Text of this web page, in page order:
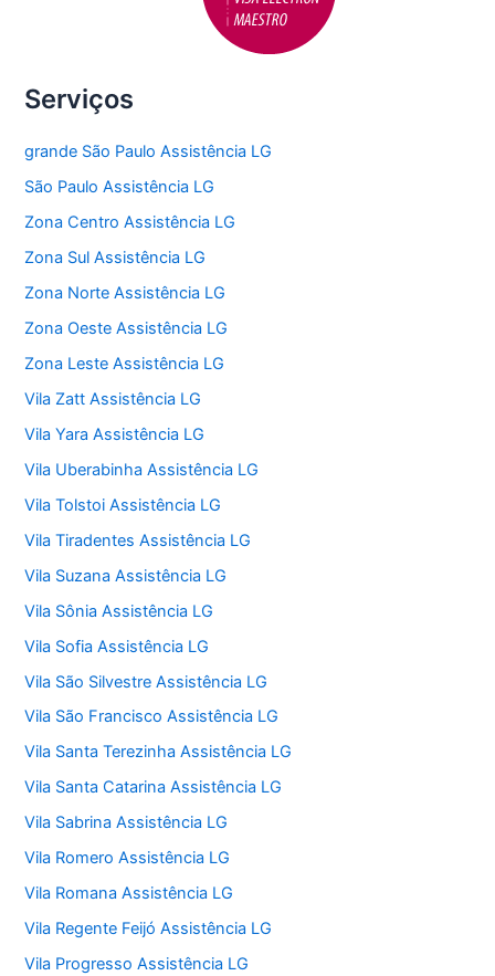
Serviços
grande São Paulo Assistência LG
São Paulo Assistência LG
Zona Centro Assistência LG
Zona Sul Assistência LG
Zona Norte Assistência LG
Zona Oeste Assistência LG
Zona Leste Assistência LG
Vila Zatt Assistência LG
Vila Yara Assistência LG
Vila Uberabinha Assistência LG
Vila Tolstoi Assistência LG
Vila Tiradentes Assistência LG
Vila Suzana Assistência LG
Vila Sônia Assistência LG
Vila Sofia Assistência LG
Vila São Silvestre Assistência LG
Vila São Francisco Assistência LG
Vila Santa Terezinha Assistência LG
Vila Santa Catarina Assistência LG
Vila Sabrina Assistência LG
Vila Romero Assistência LG
Vila Romana Assistência LG
Vila Regente Feijó Assistência LG
Vila Progresso Assistência LG